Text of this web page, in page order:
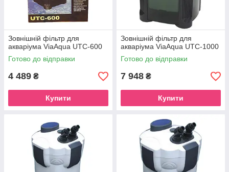
Зовнішній фільтр для
акваріума ViaAqua UTC-600
Готово до відправки
4 489 ₴
Купити
Зовнішній фільтр для
акваріума ViaAqua UTC-1000
Готово до відправки
7 948 ₴
Купити